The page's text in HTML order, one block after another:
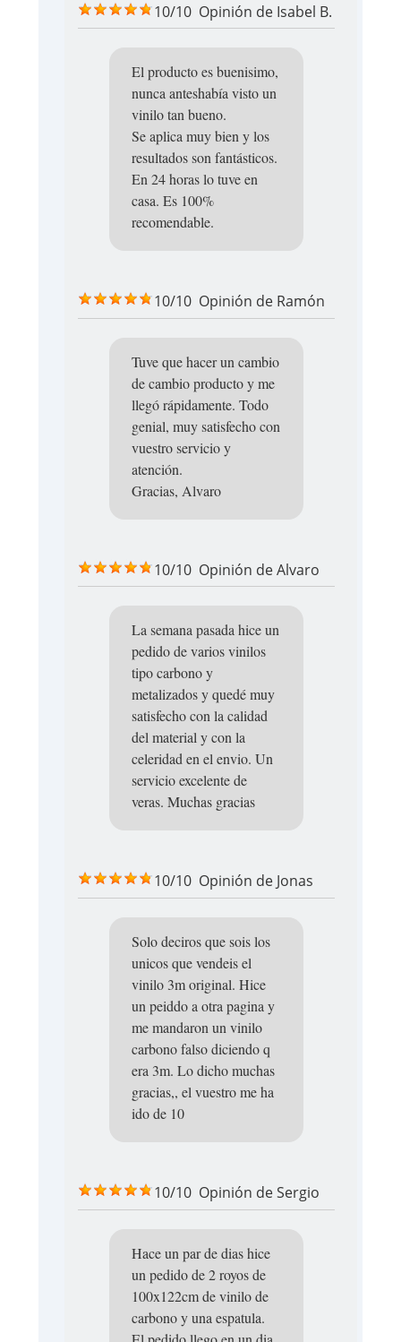
10/10 Opinión de Isabel B.
El producto es buenisimo,
nunca anteshabía visto un
vinilo tan bueno.
Se aplica muy bien y los
resultados son fantásticos.
En 24 horas lo tuve en
casa. Es 100%
recomendable.
10/10 Opinión de Ramón
Tuve que hacer un cambio
de cambio producto y me
llegó rápidamente. Todo
genial, muy satisfecho con
vuestro servicio y
atención.
Gracias, Alvaro
10/10 Opinión deAlvaro
La semana pasada hice un
pedido de varios vinilos
tipo carbono y
metalizados y quedé muy
satisfecho con la calidad
del material y con la
celeridad en el envio. Un
servicio excelente de
veras. Muchas gracias
10/10 Opinión de Jonas
Solo deciros que sois los
unicos que vendeis el
vinilo 3m original. Hice
un peiddo a otra pagina y
me mandaron un vinilo
carbono falso diciendo q
era 3m. Lo dicho muchas
gracias,, el vuestro me ha
ido de 10
10/10 Opinión deSergio
Hace un par de dias hice
un pedido de 2 royos de
100x122cm de vinilo de
carbono y una espatula.